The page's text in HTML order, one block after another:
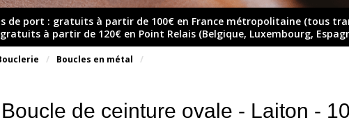
de port : gratuits à partir de 100€ en France métropolitaine (tous
à partir de 120€ en Point Relais (Belgique, Luxembourg,
Boucles en métal
Boucle de ceinture ovale - Laiton -